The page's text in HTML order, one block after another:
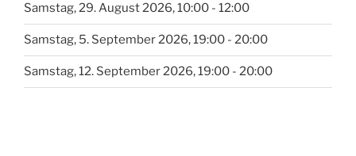
Samstag, 29. August 2026, 10:00 - 12:00
Samstag, 5. September 2026, 19:00 - 20:00
Samstag, 12. September 2026, 19:00 - 20:00